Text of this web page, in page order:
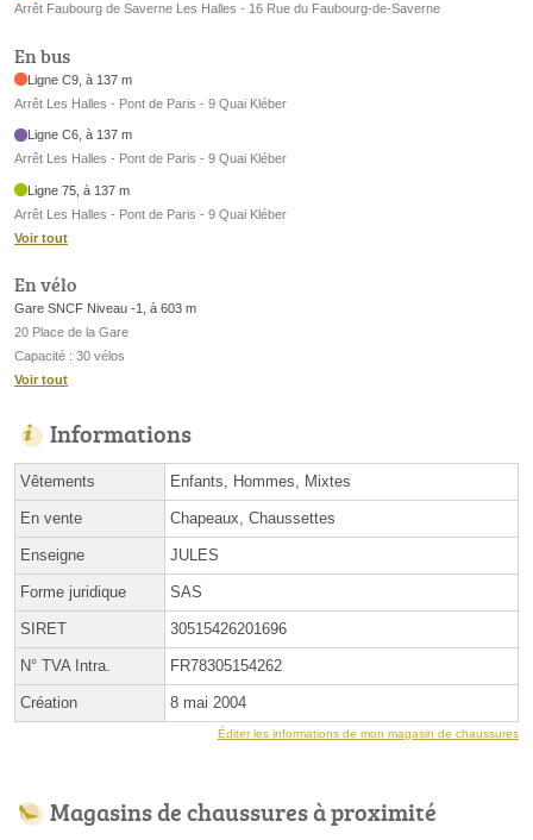
Arrêt Faubourg de Saverne Les Halles - 16 Rue du Faubourg-de-Saverne
En bus
Ligne C9, à 137 m
Arrêt Les Halles - Pont de Paris - 9 Quai Kléber
Ligne C6, à 137 m
Arrêt Les Halles - Pont de Paris - 9 Quai Kléber
Ligne 75, à 137 m
Arrêt Les Halles - Pont de Paris - 9 Quai Kléber
Voir tout
En vélo
Gare SNCF Niveau -1, à 603 m
20 Place de la Gare
Capacité : 30 vélos
Voir tout
Informations
Vêtements Enfants, Hommes, Mixtes
En vente Chapeaux, Chaussettes
Enseigne JULES
Forme juridique SAS
SIRET 30515426201696
N° TVA Intra. FR78305154262
Création 8 mai 2004
Éditer les informations de mon magasin de chaussures
Magasins de chaussures à proximité